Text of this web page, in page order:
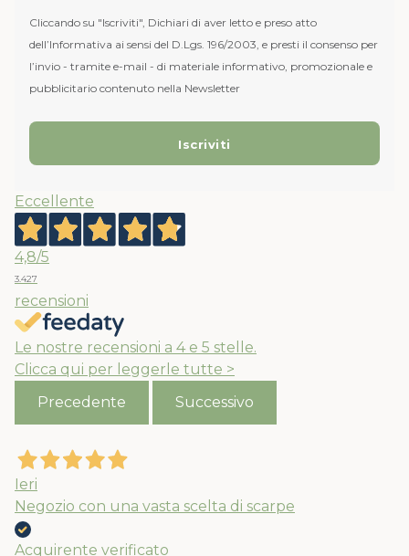
Cliccando su "Iscriviti", Dichiari di aver letto e preso atto
dell’Informativa ai sensi del D.Lgs. 196/2003, e presti il consenso per
l’invio - tramite e-mail - di materiale informativo, promozionale e
pubblicitario contenuto nella Newsletter
Eccellente
4,8/5
3.427
recensioni
Le nostre recensioni a 4 e 5 stelle.
Clicca qui per leggerle tutte >
Precedente
Successivo
Ieri
Negozio con una vasta scelta di scarpe
Acquirente verificato